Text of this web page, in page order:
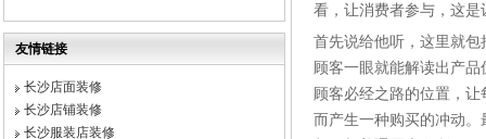
友情链接
长沙店面装修
长沙店铺装修
长沙服装店装修
看，让消费者参与，这
首先说给他听，这里就
顾客一眼就能解读出产
顾客必经之路的位置，
而产生一种购买的冲动